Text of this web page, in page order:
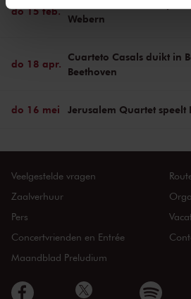
We werken samen met
do 15 feb.
Webern
do 18 apr.
Cuarteto Casals duikt in
Beethoven
do 16 mei Jerusalem Quartet speelt
Veelgestelde vragen
Zaalverhuur
Pers
Concertvrienden en Entrée
Maandblad Preludium